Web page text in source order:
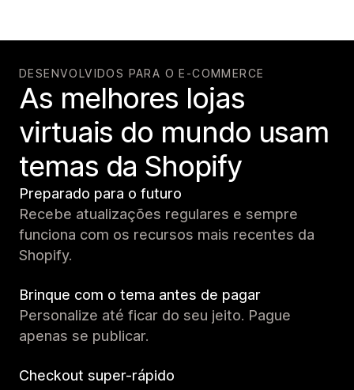
DESENVOLVIDOS PARA O E-COMMERCE
As melhores lojas
virtuais do mundo usam
temas da Shopify
Preparado para o futuro
Recebe atualizações regulares e sempre
funciona com os recursos mais recentes da
Shopify.
Brinque com o tema antes de pagar
Personalize até ficar do seu jeito. Pague
apenas se publicar.
Checkout super-rápido